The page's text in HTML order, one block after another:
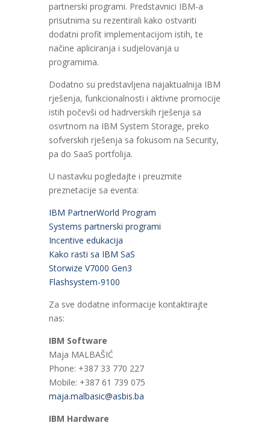
partnerski programi. Predstavnici IBM-a
prisutnima su rezentirali kako ostvariti
dodatni profit implementacijom istih, te
načine apliciranja i sudjelovanja u
programima.
Dodatno su predstavljena najaktualnija IBM
rješenja, funkcionalnosti i aktivne promocije
istih počevši od hadrverskih rješenja sa
osvrtnom na IBM System Storage, preko
sofverskih rješenja sa fokusom na Security,
pa do SaaS portfolija.
U nastavku pogledajte i preuzmite
preznetacije sa eventa:
IBM PartnerWorld Program
Systems partnerski programi
Incentive edukacija
Kako rasti sa IBM SaS
Storwize V7000 Gen3
Flashsystem-9100
Za sve dodatne informacije kontaktirajte
nas:
IBM Software
Maja MALBAŠIĆ
Phone: +387 33 770 227
Mobile: +387 61 739 075
maja.malbasic@asbis.ba
IBM Hardware